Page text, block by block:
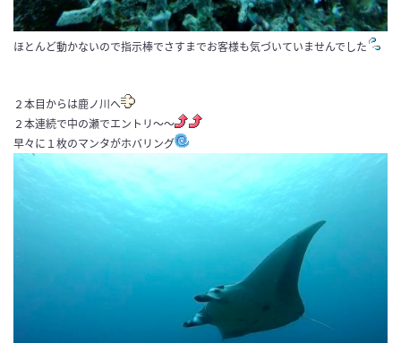
ほとんど動かないので指示棒でさすまでお客様も気づいていませんでした
２本目からは鹿ノ川へ
２本連続で中の瀬でエントリ〜〜
早々に１枚のマンタがホバリング